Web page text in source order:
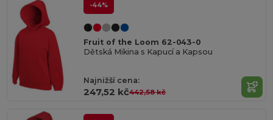
-44%
Fruit of the Loom 62-043-0
Dětská Mikina s Kapucí a Kapsou
Najnižší cena:
247,52 kč442,58 kč